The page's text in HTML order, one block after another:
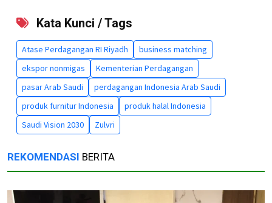
Kata Kunci / Tags
Atase Perdagangan RI Riyadh
business matching
ekspor nonmigas
Kementerian Perdagangan
pasar Arab Saudi
perdagangan Indonesia Arab Saudi
produk furnitur Indonesia
produk halal Indonesia
Saudi Vision 2030
Zulvri
REKOMENDASI BERITA